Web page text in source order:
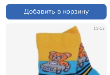
Добавить в корзину
11-12